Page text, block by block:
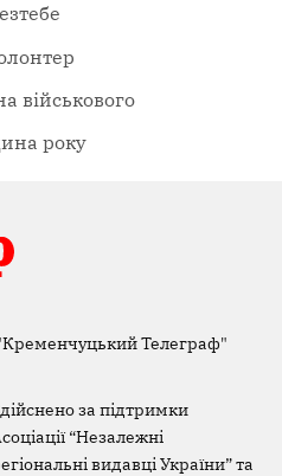
військового
року
Телеграф"
за підтримки
“Незалежні
видавці України” та